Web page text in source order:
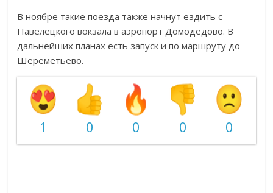
В ноябре такие поезда также начнут ездить с
Павелецкого вокзала в аэропорт Домодедово. В
дальнейших планах есть запуск и по маршруту до
Шереметьево.
1 0 0 0 0